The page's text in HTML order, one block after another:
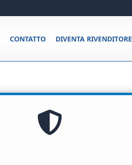
DIVENTA RIVENDITORE
CONTATTO